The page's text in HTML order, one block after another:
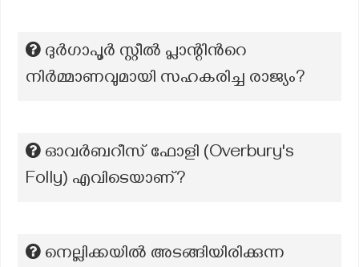
ദുർഗാപൂർ സ്റ്റീൽ പ്ലാന്റിന്‍റെ
നിർമ്മാണവുമായി സഹകരിച്ച രാജ്യം?
ഓവർബറീസ് ഫോളി (Overbury's
Folly) എവിടെയാണ്?
നെല്ലിക്കയിൽ അടങ്ങിയിരിക്കുന്ന